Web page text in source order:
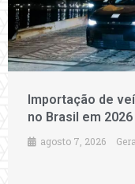
Importação de
no Brasil em 2026
agosto 7, 2026